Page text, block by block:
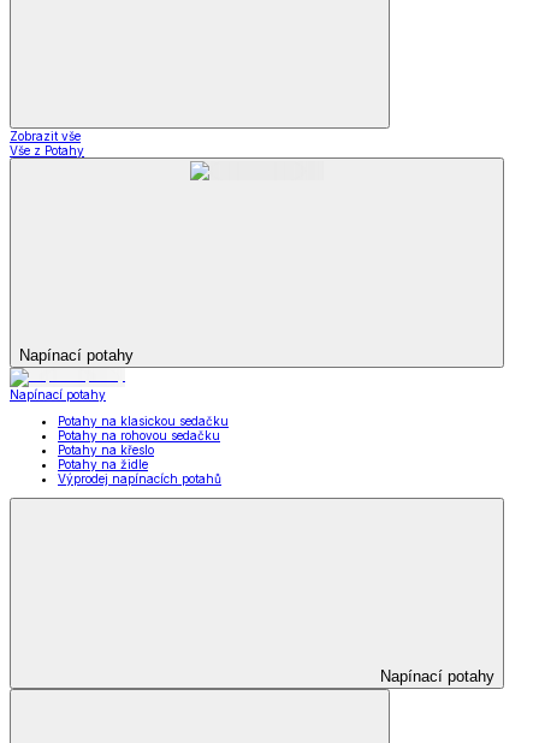
Zobrazit vše
Vše z Potahy
Napínací potahy
Napínací potahy
Potahy na klasickou sedačku
Potahy na rohovou sedačku
Potahy na křeslo
Potahy na židle
Výprodej napínacích potahů
Napínací potahy